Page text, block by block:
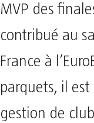
MVP des
contribué au
France à
parquets, il
gestion de